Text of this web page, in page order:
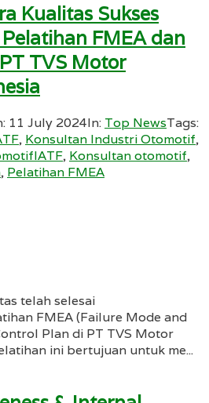
Kualitas Sukses
FMEA dan
TVS Motor
11 July 2024In: Top NewsTags:
, Konsultan Industri Otomotif,
, Konsultan otomotif,
, Pelatihan FMEA
telah selesai
FMEA (Failure Mode and
Plan di PT TVS Motor
ini bertujuan untuk me...